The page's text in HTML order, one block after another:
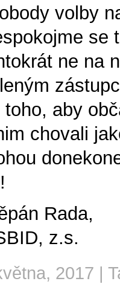
volby
se
ne na
toho, aby
chovali
Rada,
z.s.
2017 |